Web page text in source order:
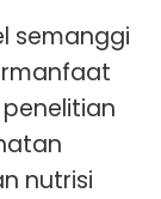
semanggi
nutrisi